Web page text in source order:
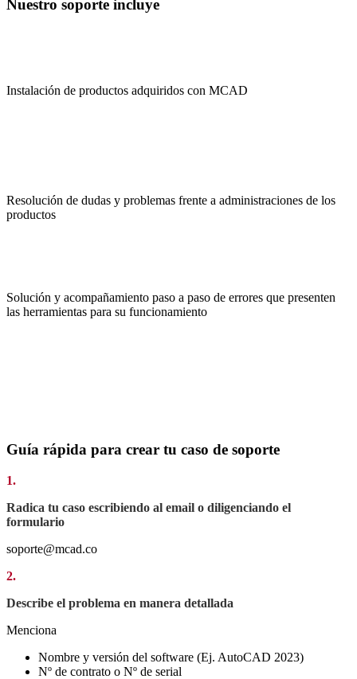
Nuestro soporte incluye
Instalación de productos adquiridos con MCAD
Resolución de dudas y problemas frente a administraciones de los
productos
Solución y acompañamiento paso a paso de errores que presenten
las herramientas para su funcionamiento
Guía rápida para crear tu caso de soporte
1.
Radica tu caso escribiendo al email o diligenciando el
formulario
soporte@mcad.co
2.
Describe el problema en manera detallada
Menciona
Nombre y versión del software (Ej. AutoCAD 2023)
Nº de contrato o Nº de serial